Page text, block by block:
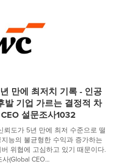
만에 최저치 기록 - 인공
발 기업 가르는 결정적 차
설문조사1032
뢰도가 5년 만에 최저 수준으로 떨
능의 불균형한 수익과 증가하는
위협에 고심하고 있기 때문이다.
(Global CEO...